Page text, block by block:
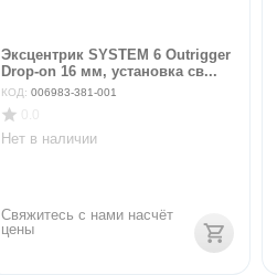
Эксцентрик SYSTEM 6 Outrigger
Drop-on 16 мм, установка св...
КОД: 006983-381-001
Нет в наличии
Свяжитесь с нами насчёт
цены